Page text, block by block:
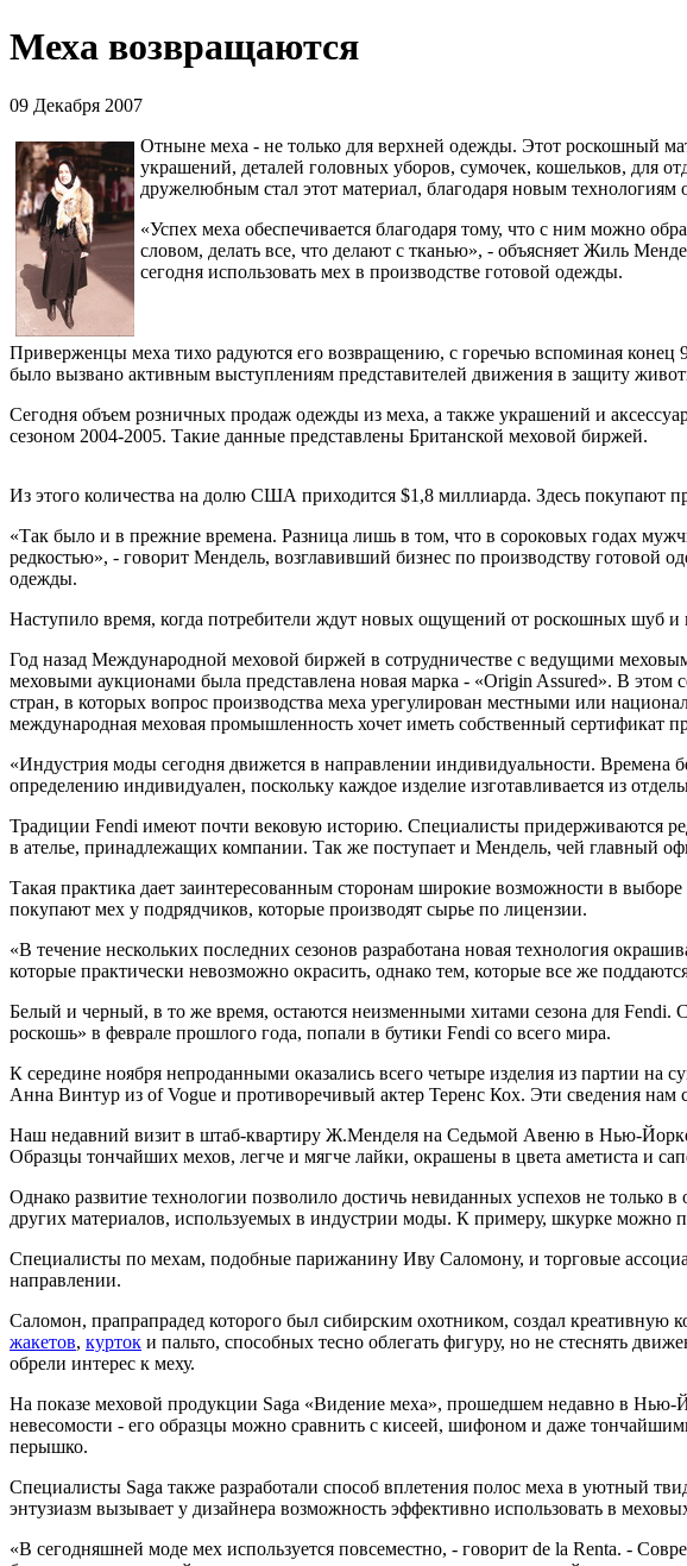
Меха возвращаются
09 Декабря 2007
Отныне меха - не только для верхней одежды. Этот роскошный
украшений, деталей головных уборов, сумочек, кошельков, для
дружелюбным стал этот материал, благодаря новым
«Успех меха обеспечивается благодаря тому, что с ним можно
словом, делать все, что делают с тканью», - объясняет Жиль
сегодня использовать мех в производстве готовой одежды.
Приверженцы меха тихо радуются его возвращению, с горечью вспоминая конец
было вызвано активным выступлениям представителей движения в защиту
Сегодня объем розничных продаж одежды из меха, а также украшений и
сезоном 2004-2005. Такие данные представлены Британской меховой биржей.
Из этого количества на долю США приходится $1,8 миллиарда. Здесь покупают
«Так было и в прежние времена. Разница лишь в том, что в сороковых годах
редкостью», - говорит Мендель, возглавивший бизнес по производству готовой
одежды.
Наступило время, когда потребители ждут новых ощущений от роскошных шуб и
Год назад Международной меховой биржей в сотрудничестве с ведущими
меховыми аукционами была представлена новая марка - «Origin Assured». В этом
стран, в которых вопрос производства меха урегулирован местными или
международная меховая промышленность хочет иметь собственный сертификат
«Индустрия моды сегодня движется в направлении индивидуальности.
определению индивидуален, поскольку каждое изделие изготавливается из
Традиции Fendi имеют почти вековую историю. Специалисты придерживаются
в ателье, принадлежащих компании. Так же поступает и Мендель, чей главный
Такая практика дает заинтересованным сторонам широкие возможности в
покупают мех у подрядчиков, которые производят сырье по лицензии.
«В течение нескольких последних сезонов разработана новая технология
которые практически невозможно окрасить, однако тем, которые все же
Белый и черный, в то же время, остаются неизменными хитами сезона для
роскошь» в феврале прошлого года, попали в бутики Fendi со всего мира.
К середине ноября непроданными оказались всего четыре изделия из партии на
Анна Винтур из of Vogue и противоречивый актер Теренс Кох. Эти сведения нам
Наш недавний визит в штаб-квартиру Ж.Менделя на Седьмой Авеню в Нью-
Образцы тончайших мехов, легче и мягче лайки, окрашены в цвета аметиста и
Однако развитие технологии позволило достичь невиданных успехов не только
других материалов, используемых в индустрии моды. К примеру, шкурке можно
Специалисты по мехам, подобные парижанину Иву Саломону, и торговые
направлении.
Саломон, прапрапрадед которого был сибирским охотником, создал креативную
жакетов, курток и пальто, способных тесно облегать фигуру, но не стеснять
обрели интерес к меху.
На показе меховой продукции Saga «Видение меха», прошедшем недавно в
невесомости - его образцы можно сравнить с кисеей, шифоном и даже
перышко.
Специалисты Saga также разработали способ вплетения полос меха в уютный
энтузиазм вызывает у дизайнера возможность эффективно использовать в
«В сегодняшней моде мех используется повсеместно, - говорит de la Renta. -